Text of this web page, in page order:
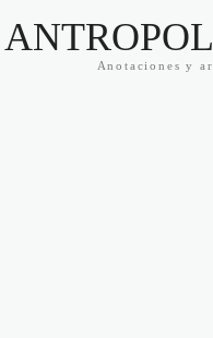
Anotaciones y